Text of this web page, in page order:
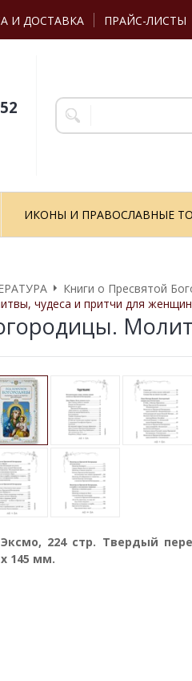
И ДОСТАВКА ПРАЙС-ЛИСТЫ
ИКОНЫ И ПРАВОСЛАВНЫЕ
Книги о Пресвятой
чудеса и притчи для женщин
224 стр. Твердый
х 145 мм.